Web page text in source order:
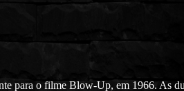
para o filme Blow-Up, em 1966. As